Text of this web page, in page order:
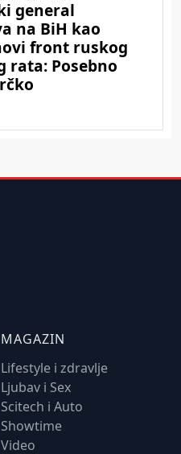
MAGAZIN
Lifestyle i zdravlje
Ljubav i Sex
Scitech i Auto
Showtime
Video